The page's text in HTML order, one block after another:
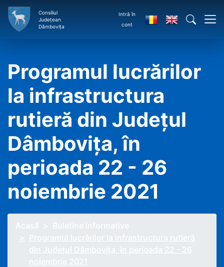
Consiliul
Județean
Dâmbovița
Intră în
cont
Programul lucrărilor
la infrastructura
rutieră din Județul
Dâmbovița, în
perioada 22 - 26
noiembrie 2021